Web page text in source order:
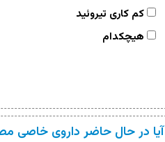
کم کاری تیروئید
هیچکدام
آیا در حال حاضر داروی خاصی